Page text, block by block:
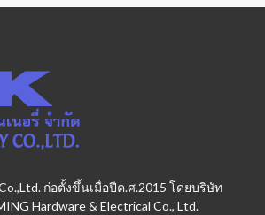
ก่อตั้งขึ้นเมื่อปีค.ศ.2015 โดยบริษัท
Hardware & Electrical Co., Ltd.